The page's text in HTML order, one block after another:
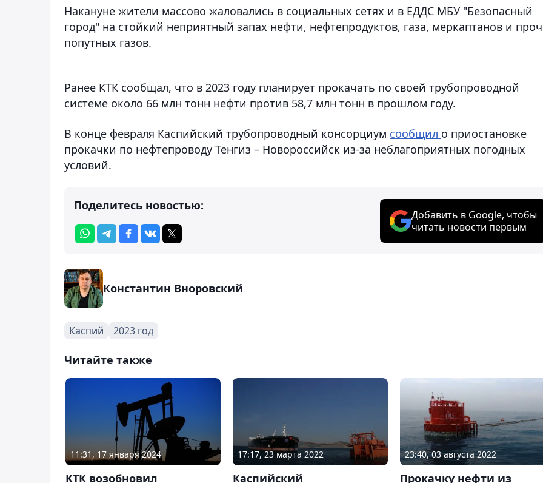
Накануне жители массово жаловались в социальных сетях и в ЕДДС МБУ "Безопасный
город" на стойкий неприятный запах нефти, нефтепродуктов, газа, меркаптанов и
попутных газов.
Ранее КТК сообщал, что в 2023 году планирует прокачать по своей трубопроводной
системе около 66 млн тонн нефти против 58,7 млн тонн в прошлом году.
В конце февраля Каспийский трубопроводный консорциум сообщил о приостановке
прокачки по нефтепроводу Тенгиз – Новороссийск из-за неблагоприятных погодных
условий.
Поделитесь новостью:
Добавить в Google, чтобы
читать новости первым
Константин Вноровский
Каспий 2023 год
Читайте также
11:31, 17 января 2024
КТК возобновил
17:17, 23 марта 2022
Каспийский
23:40, 03 августа 2022
Прокачку нефти из